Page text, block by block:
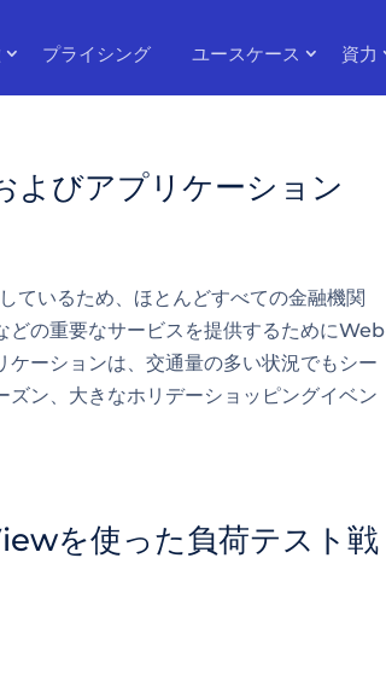
プライシング ユースケース 資力
びアプリケーション
ているため、ほとんどすべての金融機関
どの重要なサービスを提供するためにWeb
ーションは、交通量の多い状況でもシー
ン、大きなホリデーショッピングイベン
を使った負荷テスト戦